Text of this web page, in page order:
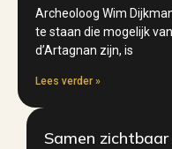
Archeoloog Wim
te staan die mogelijk
d’Artagnan zijn, is
Lees verder »
Samen